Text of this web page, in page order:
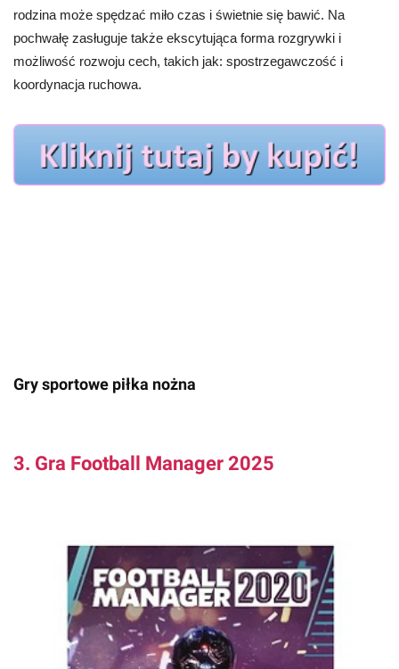
rodzina może spędzać miło czas i świetnie się bawić. Na
pochwałę zasługuje także ekscytująca forma rozgrywki i
możliwość rozwoju cech, takich jak: spostrzegawczość i
koordynacja ruchowa.
Gry sportowe piłka nożna
3. Gra Football Manager 2025